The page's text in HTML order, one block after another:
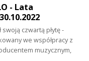
- Lata
swoją czwartą płytę -
we współpracy z
muzycznym,